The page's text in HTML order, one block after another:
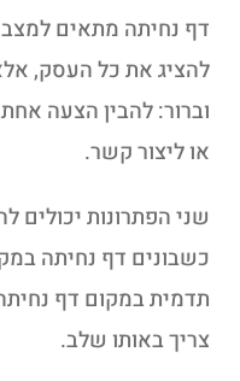
דף נחיתה מתאים
להציג את כל העסק,
וברור: להבין הצעה
או ליצור קשר.
שני הפתרונות יכולים
כשבונים דף נחיתה
תדמית במקום דף
צריך באותו שלב.